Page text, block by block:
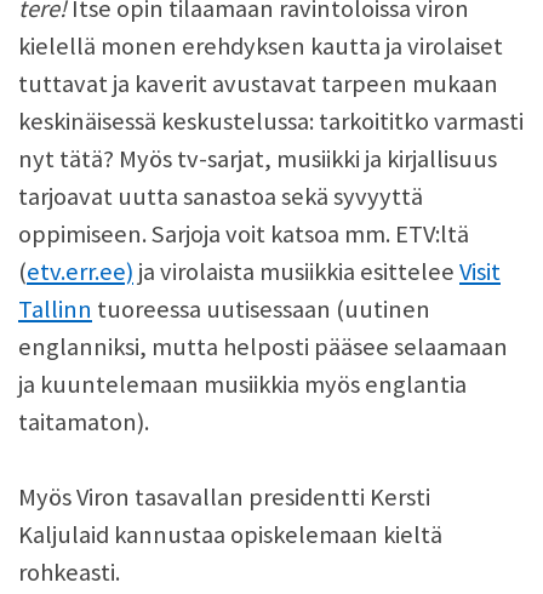
tere!Itse opin tilaamaan ravintoloissa viron
kielellä monen erehdyksen kautta ja virolaiset
tuttavat ja kaverit avustavat tarpeen mukaan
keskinäisessä keskustelussa: tarkoititko varmasti
nyt tätä? Myös tv-sarjat, musiikki ja kirjallisuus
tarjoavat uutta sanastoa sekä syvyyttä
oppimiseen. Sarjoja voit katsoa mm. ETV:ltä
(etv.err.ee) ja virolaista musiikkia esitteleeVisit
Tallinn tuoreessa uutisessaan (uutinen
englanniksi, mutta helposti pääsee selaamaan
ja kuuntelemaan musiikkia myös englantia
taitamaton).
Myös Viron tasavallan presidentti Kersti
Kaljulaid kannustaa opiskelemaan kieltä
rohkeasti.